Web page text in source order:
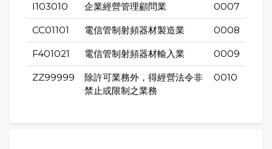
I103010 企業經營管理顧問業 0007
CC01101 電信管制射頻器材製造業 0008
F401021 電信管制射頻器材輸入業 0009
ZZ99999
除許可業務外，得經營法令非
禁止或限制之業務
0010